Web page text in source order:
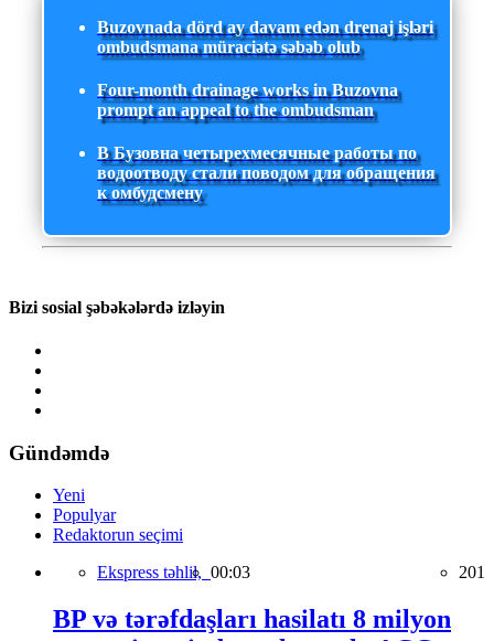
Buzovnada dörd ay davam edən drenaj işləri
ombudsmana müraciətə səbəb olub
Four-month drainage works in Buzovna
prompt an appeal to the ombudsman
В Бузовна четырехмесячные работы по
водоотводу стали поводом для обращения
к омбудсмену
Bizi sosial şəbəkələrdə izləyin
Gündəmdə
Yeni
Populyar
Redaktorun seçimi
Ekspress təhlil, 00:03 201
BP və tərəfdaşları hasilatı 8 milyon